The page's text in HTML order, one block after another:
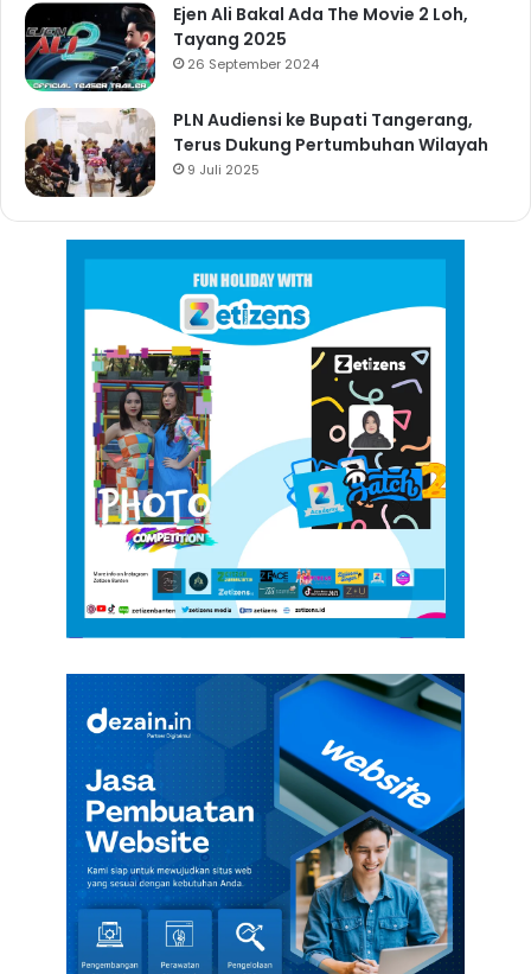
Ejen Ali Bakal Ada The Movie 2 Loh,
Tayang 2025
26 September 2024
PLN Audiensi ke Bupati Tangerang,
Terus Dukung Pertumbuhan Wilayah
9 Juli 2025